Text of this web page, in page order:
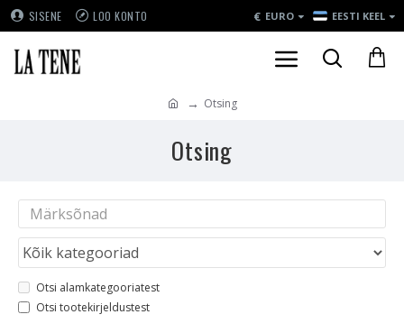
SISENE LOO KONTO € EURO EESTI KEEL
Otsing
Otsing
Otsi alamkategooriatest
Otsi tootekirjeldustest